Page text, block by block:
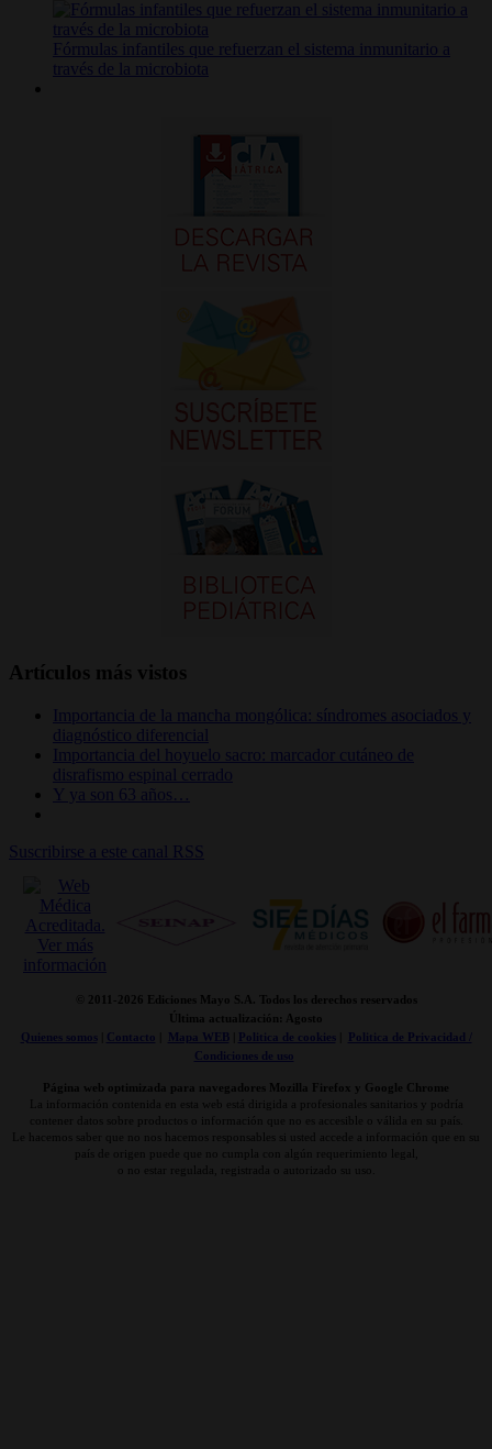
Fórmulas infantiles que refuerzan el sistema inmunitario a
través de la microbiota
Artículos más vistos
Importancia de la mancha mongólica: síndromes asociados y
diagnóstico diferencial
Importancia del hoyuelo sacro: marcador cutáneo de
disrafismo espinal cerrado
Y ya son 63 años…
Suscribirse a este canal RSS
© 2011- 2026 Ediciones Mayo S.A. Todos los derechos reservados
Última actualización: Agosto
Quienes somos| Contacto Mapa WEB| Politica de cookies|
Politica de Privacidad /
Condiciones de uso
Página web optimizada para navegadores Mozilla Firefox y Google Chrome
La información contenida en esta web está dirigida a profesionales sanitarios y podría
contener datos sobre productos o información que no es accesible o válida en su país.
Le hacemos saber que no nos hacemos responsables si usted accede a información que en su
país de origen puede que no cumpla con algún requerimiento legal,
o no estar regulada, registrada o autorizado su uso.